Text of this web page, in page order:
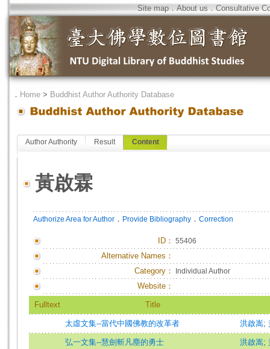
Site map．About us．Consultative
． Home > Buddhist Author Authority Database
Author Authority Result Content
黃啟霖
Authorize Area for Author ． Provide Bibliography ． Correction
ID ： 55406
Alternative Names：
Category：
Individual Author
Website：
Fulltext Title
太虛文集--當代中國佛教的改革者 洪啟嵩;
弘一文集--慧劍斬凡塵的勇士 洪啟嵩;